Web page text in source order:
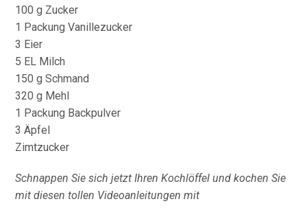
100 g Zucker
1 Packung Vanillezucker
3 Eier
5 EL Milch
150 g Schmand
320 g Mehl
1 Packung Backpulver
3 Äpfel
Zimtzucker
Schnappen Sie sich jetzt Ihren Kochlöffel und kochen Sie
mit diesen tollen Videoanleitungen mit